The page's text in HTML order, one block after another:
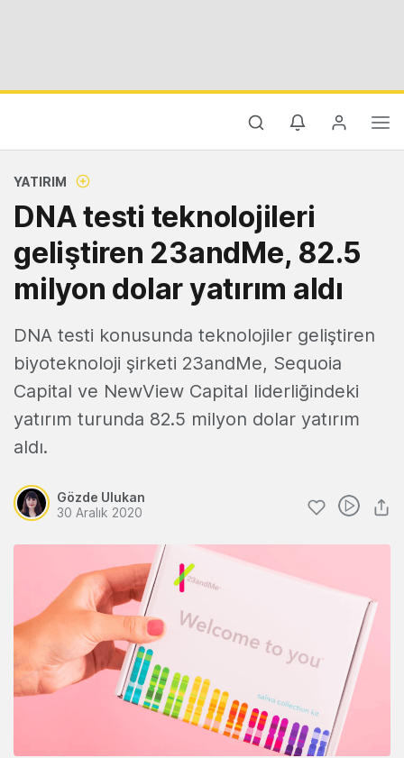
YATIRIM
DNA testi teknolojileri
geliştiren 23andMe, 82.5
milyon dolar yatırım aldı
DNA testi konusunda teknolojiler geliştiren
biyoteknoloji şirketi 23andMe, Sequoia
Capital ve NewView Capital liderliğindeki
yatırım turunda 82.5 milyon dolar yatırım
aldı.
Gözde Ulukan
30 Aralık 2020